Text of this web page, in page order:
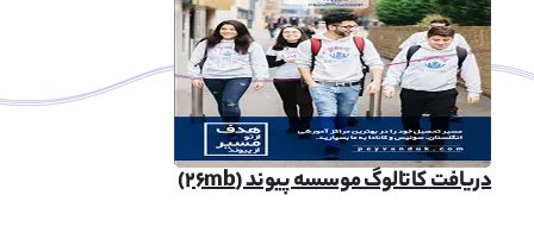
دریافت کاتالوگ موسسه پیوند (۲۶mb)